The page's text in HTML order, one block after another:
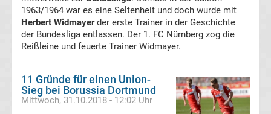
La
Liga
Ergebnisse
1963/1964 war es eine Seltenheit und doch wurde mit
Herbert Widmayerder erste Trainer in der Geschichte
der Bundesliga entlassen. Der 1. FC Nürnberg zog die
Reißleine und feuerte Trainer Widmayer.
11 Gründe für einen Union-
Sieg bei Borussia Dortmund
Mittwoch, 31.10.2018 - 12:02 Uhr